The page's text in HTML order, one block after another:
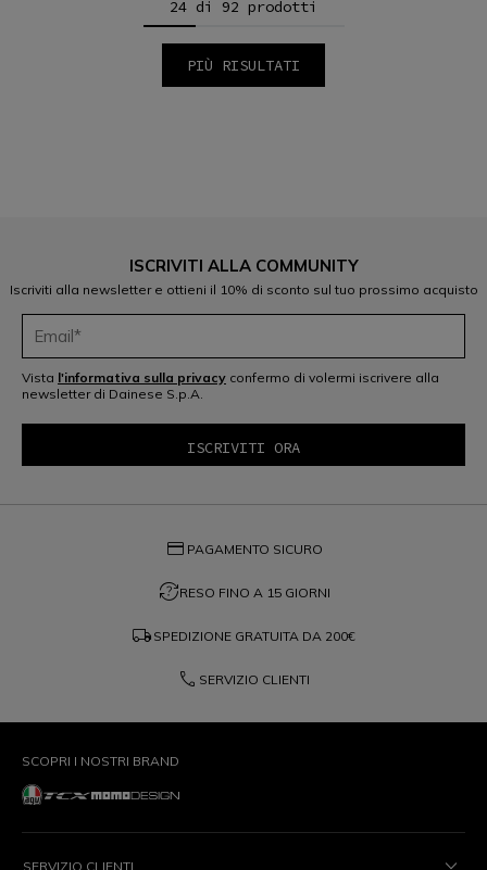
24 di 92 prodotti
PIÙ RISULTATI
ISCRIVITI ALLA COMMUNITY
Iscriviti alla newsletter e ottieni il 10% di sconto sul tuo prossimo acquisto
Vista l'informativa sulla privacy confermo di volermi iscrivere alla
newsletter di Dainese S.p.A.
credit_card PAGAMENTO SICURO
question_exchangeRESO FINO A 15 GIORNI
local_shipping SPEDIZIONE GRATUITA DA 200€
phone SERVIZIO CLIENTI
SCOPRI I NOSTRI BRAND
SERVIZIO CLIENTI